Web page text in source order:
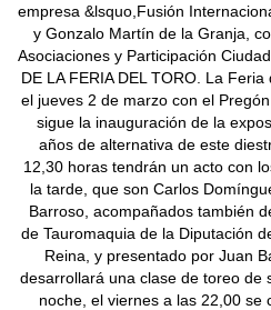
empresa &lsquo,Fusión
y Gonzalo Martín de la Granja,
Asociaciones y Participación
DE LA FERIA DEL TORO. La
el jueves 2 de marzo con el
sigue la inauguración de la
años de alternativa de este
12,30 horas tendrán un acto con
la tarde, que son Carlos
Barroso, acompañados también
de Tauromaquia de la Diputación
Reina, y presentado por Juan
desarrollará una clase de toreo de
noche, el viernes a las 22,00 se